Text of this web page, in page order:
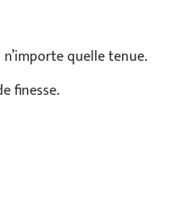
quelle tenue.
finesse.